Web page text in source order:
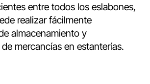
entre todos los eslabones,
realizar fácilmente
almacenamiento y
mercancías en estanterías.